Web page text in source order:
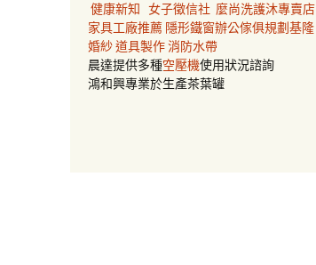
健康新知 女子徵信社 麼尚洗護沐專賣店
家具工廠推薦 隱形鐵窗辦公傢俱規劃基隆
婚紗道具製作消防水帶
晨達提供多種空壓機使用狀況諮詢
鴻和興專業於生產茶葉罐